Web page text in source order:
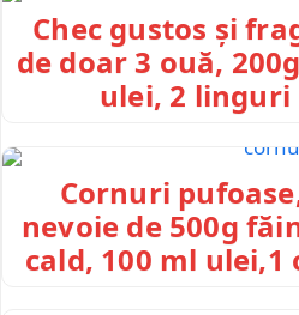
Chec gustos și
de doar 3 ouă,
ulei, 2 linguri
Cornuri
nevoie de 500g
cald, 100 ml